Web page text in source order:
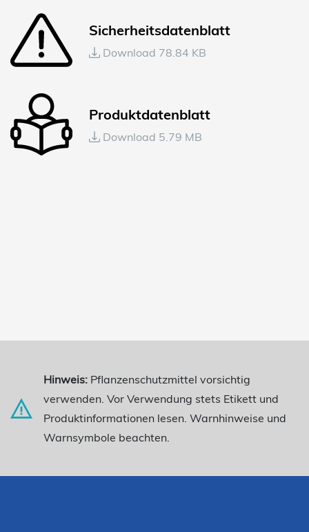
Sicherheitsdatenblatt
Download 78.84 KB
Produktdatenblatt
Download 5.79 MB
Hinweis: Pflanzenschutzmittel vorsichtig
verwenden. Vor Verwendung stets Etikett und
Produktinformationen lesen. Warnhinweise und
Warnsymbole beachten.